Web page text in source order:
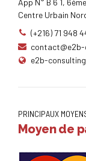
Centre Urbain
(+216) 71 948
e2b-
PRINCIPAUX
Moyen de